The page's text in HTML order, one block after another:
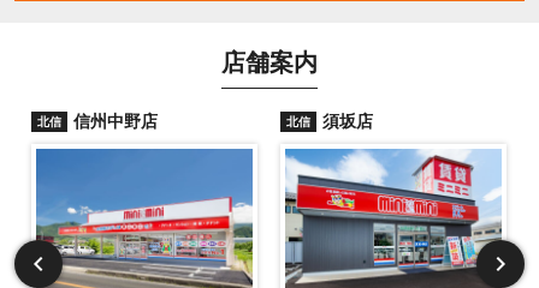
店舗案内
北信 信州中野店 北信 須坂店